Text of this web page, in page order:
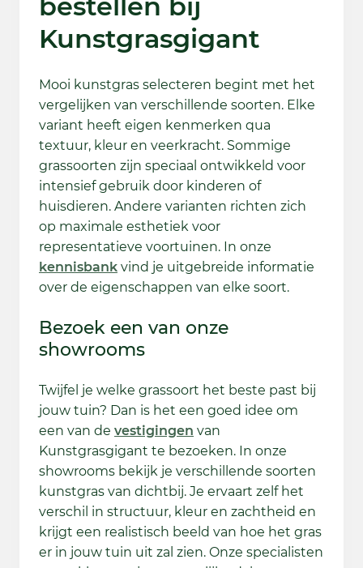
Kunstgrasgigant
Mooi kunstgras selecteren begint met het
vergelijken van verschillende soorten. Elke
variant heeft eigen kenmerken qua
textuur, kleur en veerkracht. Sommige
grassoorten zijn speciaal ontwikkeld voor
intensief gebruik door kinderen of
huisdieren. Andere varianten richten zich
op maximale esthetiek voor
representatieve voortuinen. In onze
kennisbank vind je uitgebreide informatie
over de eigenschappen van elke soort.
Bezoek een van onze
showrooms
Twijfel je welke grassoort het beste past bij
jouw tuin? Dan is het een goed idee om
een van de vestigingen van
Kunstgrasgigant te bezoeken. In onze
showrooms bekijk je verschillende soorten
kunstgras van dichtbij. Je ervaart zelf het
verschil in structuur, kleur en zachtheid en
krijgt een realistisch beeld van hoe het gras
er in jouw tuin uit zal zien. Onze specialisten